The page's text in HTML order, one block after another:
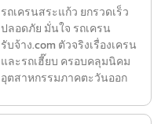
รถเครนสระแก้ว ยกรวดเร็ว
ปลอดภัย มั่นใจ รถเครน
รับจ้าง.com ตัวจริงเรื่องเครน
และรถเฮี๊ยบ ครอบคลุมนิคม
อุตสาหกรรมภาคตะวันออก